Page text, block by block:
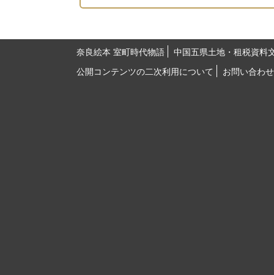
奈良絵本 室町時代物語
中国五県土地・租税資料
公開コンテンツの二次利用について
お問い合わせ